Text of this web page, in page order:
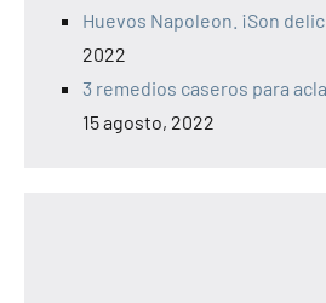
Huevos Napoleon. ¡Son
2022
3 remedios caseros para
15 agosto, 2022